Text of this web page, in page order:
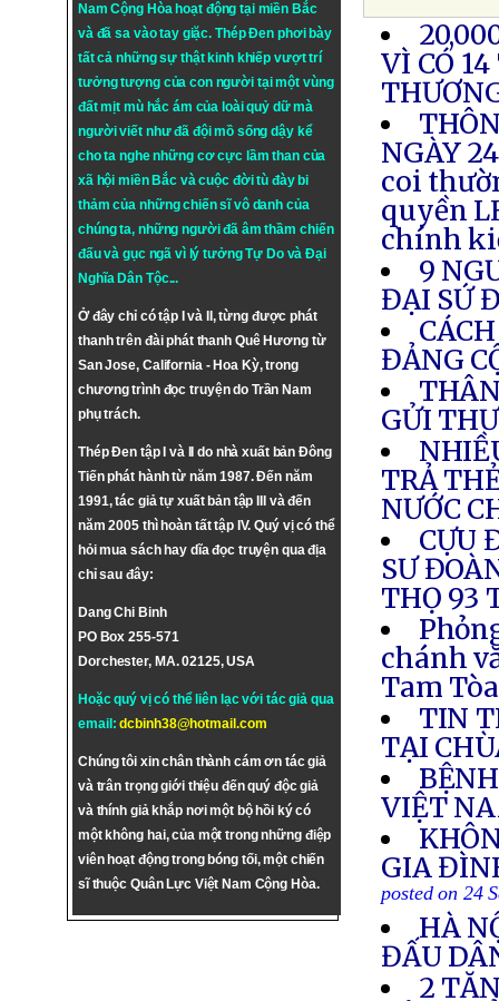
Nam Cộng Hòa hoạt động tại miền Bắc
và đã sa vào tay giặc. Thép Đen phơi bày
tất cả những sự thật kinh khiếp vượt trí
tưởng tượng của con người tại một vùng
đất mịt mù hắc ám của loài quỷ dữ mà
người viết như đã đội mồ sống dậy kể
cho ta nghe những cơ cực lầm than của
xã hội miền Bắc và cuộc đời tù đày bi
thảm của những chiến sĩ vô danh của
chúng ta, những người đã âm thầm chiến
đấu và gục ngã vì lý tưởngTự DovàĐại
Nghĩa Dân Tộc...
Ở đây chỉ có tập I và II, từng được phát
thanh trên đài phát thanh Quê Hương từ
San Jose, California - Hoa Kỳ, trong
chương trình đọc truyện do Trần Nam
phụ trách.
Thép Đen tập I và II do nhà xuất bản Đông
Tiến phát hành từ năm 1987. Đến năm
1991, tác giả tự xuất bản tập III và đến
năm 2005 thì hoàn tất tập IV. Quý vị có thể
hỏi mua sách hay dĩa đọc truyện qua địa
chỉ sau đây:
Dang Chi Binh
PO Box 255-571
Dorchester, MA. 02125, USA
Hoặc quý vị có thể liên lạc với tác giả qua
email:dcbinh38@hotmail.com
Chúng tôi xin chân thành cám ơn tác giả
và trân trọng giới thiệu đến quý độc giả
và thính giả khắp nơi một bộ hồi ký có
một không hai, của một trong những điệp
viên hoạt động trong bóng tối, một chiến
sĩ thuộc Quân Lực Việt Nam Cộng Hòa.
VÌ CÓ
NGÀY
coi
quyền
chính
9
ĐẠI SỨ
ĐẢNG
GỬI
TRẢ
NƯỚC
CỰU
SƯ
THỌ 93
chánh
Tam Tòa
TIN
TẠI
VIỆT
GIA
posted on 24
HÀ
ĐẤU
2